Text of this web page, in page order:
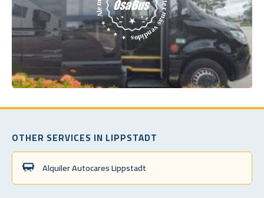
OTHER SERVICES IN LIPPSTADT
Alquiler Autocares Lippstadt